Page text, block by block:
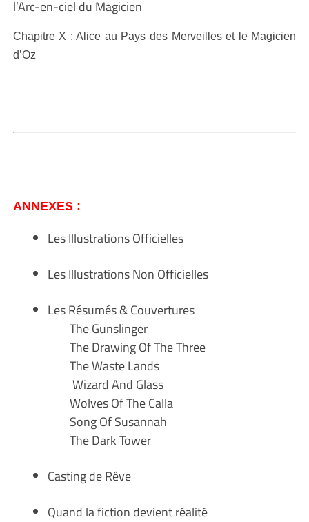
l’Arc-en-ciel du Magicien
Chapitre X : Alice au Pays des Merveilles et le Magicien
d’Oz
ANNEXES :
Les Illustrations Officielles
Les Illustrations Non Officielles
Les Résumés & Couvertures
The Gunslinger
The Drawing Of The Three
The Waste Lands
Wizard And Glass
Wolves Of The Calla
Song Of Susannah
The Dark Tower
Casting de Rêve
Quand la fiction devient réalité